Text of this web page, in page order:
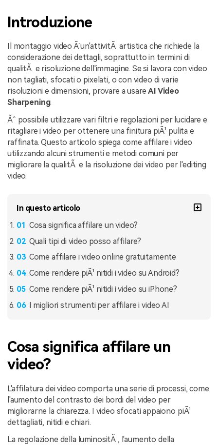
Storie search
Introduzione
Il montaggio video Ã¨ un'attivitÃ artistica che richiede la
considerazione dei dettagli, soprattutto in termini di
qualitÃ e risoluzione dell'immagine. Se si lavora con video
non tagliati, sfocati o pixelati, o con video di varie
risoluzioni e dimensioni, provare a usareAI Video
Sharpening.
Ãˆ possibile utilizzare vari filtri e regolazioni per lucidare e
ritagliare i video per ottenere una finitura piÃ¹ pulita e
raffinata. Questo articolo spiega come affilare i video
utilizzando alcuni strumenti e metodi comuni per
migliorare la qualitÃ e la risoluzione dei video per l'editing
video.
In questo articolo
Cosa significa affilare un video?
Quali tipi di video posso affilare?
Come affilare i video online gratuitamente
Come rendere piÃ¹ nitidi i video su Android?
Come rendere piÃ¹ nitidi i video su iPhone?
I migliori strumenti per affilare i video AI
Cosa significa affilare un
video?
L'affilatura dei video comporta una serie di processi, come
l'aumento del contrasto dei bordi del video per
migliorarne la chiarezza. I video sfocati appaiono piÃ¹
dettagliati, nitidi e chiari.
La regolazione della luminositÃ , l'aumento della